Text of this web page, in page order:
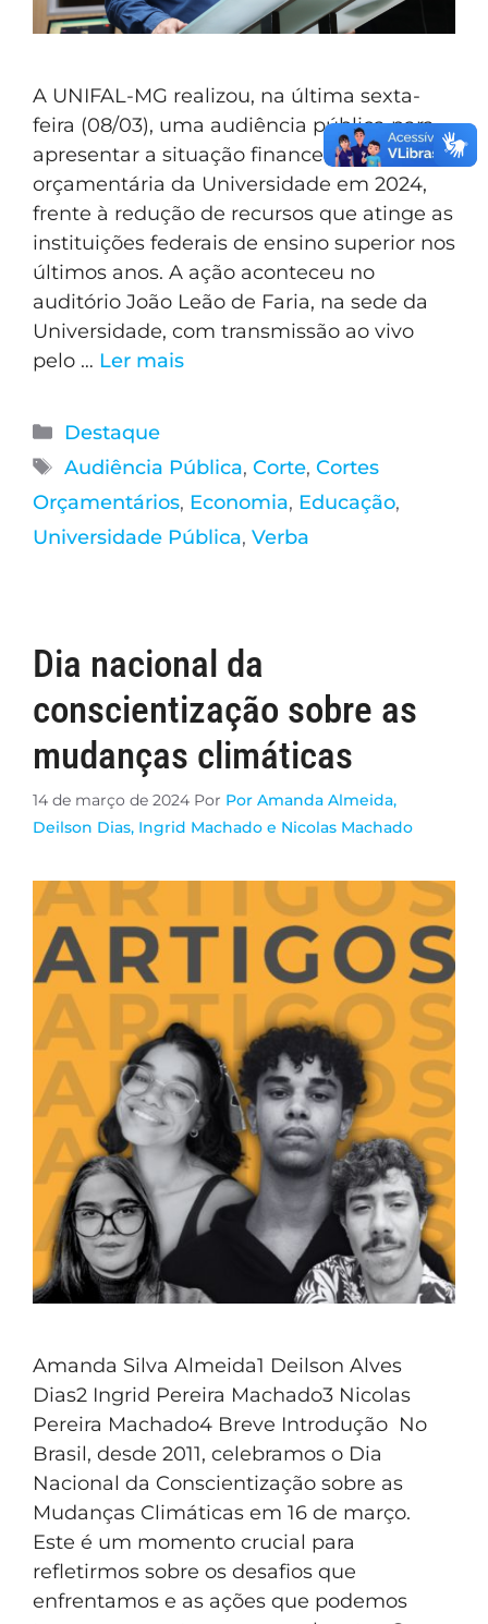
A UNIFAL-MG realizou, na última sexta-
feira (08/03), uma audiência pública para
apresentar a situação financeira e
orçamentária da Universidade em 2024,
frente à redução de recursos que atinge as
instituições federais de ensino superior nos
últimos anos. A ação aconteceu no
auditório João Leão de Faria, na sede da
Universidade, com transmissão ao vivo
pelo … Ler mais
Destaque
Audiência Pública, Corte, Cortes
Orçamentários, Economia, Educação,
Universidade Pública, Verba
Dia nacional da
conscientização sobre as
mudanças climáticas
14 de março de 2024 Por Por Amanda Almeida,
Deilson Dias, Ingrid Machado e Nicolas Machado
Amanda Silva Almeida1 Deilson Alves
Dias2 Ingrid Pereira Machado3 Nicolas
Pereira Machado4 Breve Introdução No
Brasil, desde 2011, celebramos o Dia
Nacional da Conscientização sobre as
Mudanças Climáticas em 16 de março.
Este é um momento crucial para
refletirmos sobre os desafios que
enfrentamos e as ações que podemos